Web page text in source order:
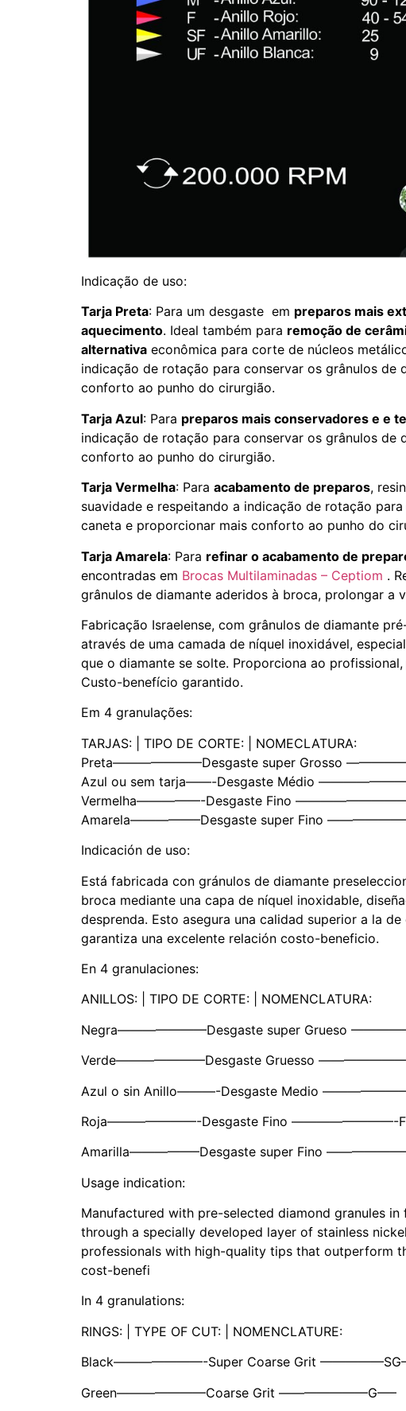
Indicação de uso:
Tarja Preta: Para um desgaste em preparos mais
aquecimento. Ideal também para remoção de
alternativa econômica para corte de núcleos
indicação de rotação para conservar os grânulos
conforto ao punho do cirurgião.
Tarja Azul: Para preparos mais conservadores e e
indicação de rotação para conservar os grânulos
conforto ao punho do cirurgião.
Tarja Vermelha: Para acabamento de preparos,
suavidade e respeitando a indicação de rotação
caneta e proporcionar mais conforto ao punho do
Tarja Amarela: Para refinar o acabamento de
encontradas em Brocas Multilaminadas – Ceptiom .
grânulos de diamante aderidos à broca, prolongar
Fabricação Israelense, com grânulos de diamante
através de uma camada de níquel inoxidável,
que o diamante se solte. Proporciona ao
Custo-benefício garantido.
Em 4 granulações:
TARJAS: | TIPO DE CORTE: | NOMECLATURA:
Preta———————Desgaste super Grosso
Azul ou sem tarja——-Desgaste Médio
Vermelha—————-Desgaste Fino
Amarela—————–Desgaste super Fino
Indicación de uso:
Está fabricada con gránulos de diamante
broca mediante una capa de níquel inoxidable,
desprenda. Esto asegura una calidad superior a la
garantiza una excelente relación costo-beneficio.
En 4 granulaciones:
ANILLOS: | TIPO DE CORTE: | NOMENCLATURA:
Negra———————Desgaste super Grueso
Verde———————Desgaste Gruesso
Azul o sin Anillo———-Desgaste Medio
Roja———————-Desgaste Fino ————————-
Amarilla—————–Desgaste super Fino
Usage indication:
Manufactured with pre-selected diamond granules
through a specially developed layer of stainless
professionals with high-quality tips that outperform
cost-benefi
In 4 granulations:
RINGS: | TYPE OF CUT: | NOMENCLATURE:
Black———————-Super Coarse Grit
Green———————Coarse Grit ———————G—–